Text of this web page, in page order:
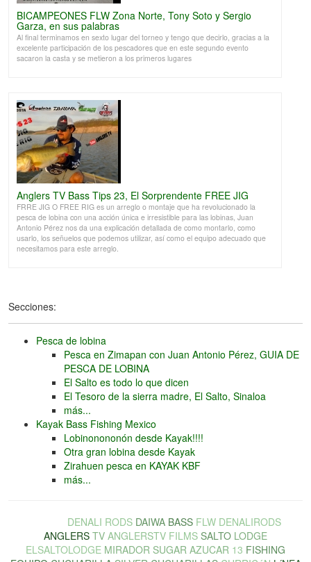
BICAMPEONES FLW Zona Norte, Tony Soto y Sergio
Garza, en sus palabras
Al final terminamos en sexto lugar del torneo y tengo que decirlo, gracias a la
excelente participación de los pescadores que en este segundo evento
sacaron la casta y se metieron a los primeros lugares
Anglers TV Bass Tips 23, El Sorprendente FREE JIG
FRRE JIG O FREE RIG es un arreglo o montaje que ha revolucionado la
pesca de lobina con una acción única e irresistible para las lobinas, Juan
Antonio Pérez nos da una explicación detallada de como montarlo, como
usarlo, los señuelos que podemos utilizar, así como el equipo adecuado que
necesitamos para este arreglo.
Secciones:
Pesca de lobina
Pesca en Zimapan con Juan Antonio Pérez, GUIA DE
PESCA DE LOBINA
El Salto es todo lo que dicen
El Tesoro de la sierra madre, El Salto, Sinaloa
más...
Kayak Bass Fishing Mexico
Lobinonononón desde Kayak!!!!
Otra gran lobina desde Kayak
Zirahuen pesca en KAYAK KBF
más...
DENALI RODS DAIWA BASS FLW DENALIRODS
ANGLERS TV ANGLERSTV FILMS SALTO LODGE
ELSALTOLODGE MIRADOR SUGAR AZUCAR 13 FISHING